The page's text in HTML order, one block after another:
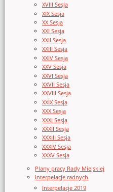
XVIII Sesja
XIX Sesja
XX Sesja
XXI Sesja
XXII Sesja
XXIII Sesja
XXIV Sesja
XXV Sesja
XXVI Sesja
XXVII Sesja
XXVIII Sesja
XXIX Sesja
XXX Sesja
XXXI Sesja
XXXII Sesja
XXXIII Sesja
XXXIV Sesja
XXXV Sesja
Plany pracy Rady Miejskiej
Interpelacje radnych
Interpelacje 2019